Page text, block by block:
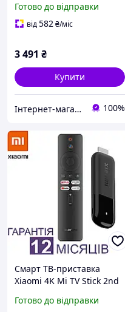
(3rd Gen) NETFLIX, Google
TV Міжнародна версія
Готово до відправки
від582₴/міс
3 491 ₴
Купити
Інтернет-магазин "Он лайн" 100%
Смарт ТВ-приставка
Xiaomi 4K Mi TV Stick 2nd
Готово до відправки